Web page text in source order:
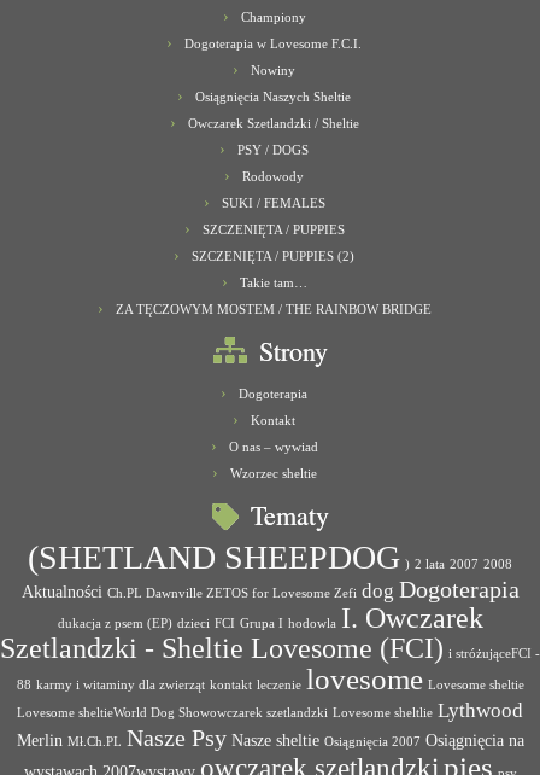
Championy
Dogoterapia w Lovesome F.C.I.
Nowiny
Osiągnięcia Naszych Sheltie
Owczarek Szetlandzki / Sheltie
PSY / DOGS
Rodowody
SUKI / FEMALES
SZCZENIĘTA / PUPPIES
SZCZENIĘTA / PUPPIES (2)
Takie tam…
ZA TĘCZOWYM MOSTEM / THE RAINBOW BRIDGE
Strony
Dogoterapia
Kontakt
O nas – wywiad
Wzorzec sheltie
Tematy
(SHETLAND SHEEPDOG ) 2 lata 2007 2008
Aktualności Ch.PL Dawnville ZETOS for Lovesome Zefi dog Dogoterapia
dukacja z psem (EP) dzieci FCI Grupa I hodowla I. Owczarek
Szetlandzki - Sheltie Lovesome (FCI) i stróżująceFCI -
88 karmy i witaminy dla zwierząt kontakt leczenie lovesome Lovesome sheltie
Lovesome sheltieWorld Dog Showowczarek szetlandzki Lovesome sheltlie Lythwood
Merlin Mł.Ch.PL Nasze Psy Nasze sheltie Osiągnięcia 2007 Osiągnięcia na
owczarek szetlandzki pies